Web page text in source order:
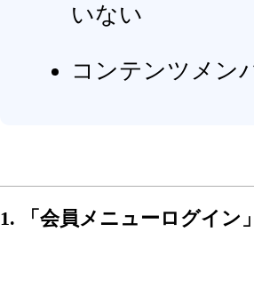
いない
コンテンツメン
1. 「会員メニューログイン